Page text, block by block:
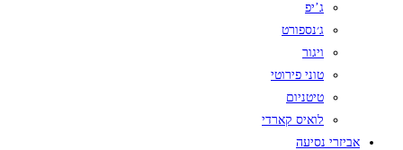
ג’יפ
ג׳נספורט
ויגור
טוני פירוטי
טיטניום
לואיס קארדי
אביזרי נסיעה